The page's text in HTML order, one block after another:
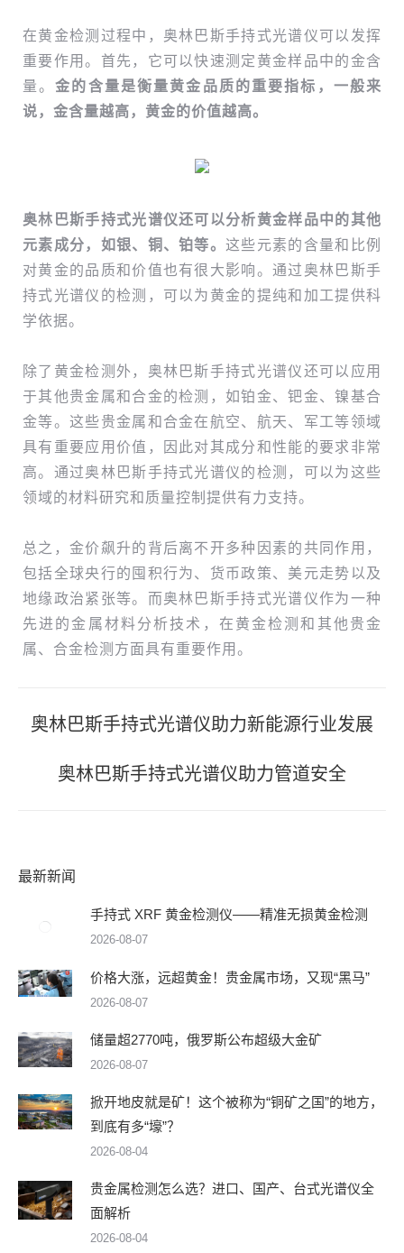
在黄金检测过程中，奥林巴斯手持式光谱仪可以发挥
重要作用。首先，它可以快速测定黄金样品中的金含
量。金的含量是衡量黄金品质的重要指标，一般来
说，金含量越高，黄金的价值越高。
奥林巴斯手持式光谱仪还可以分析黄金样品中的其他
元素成分，如银、铜、铂等。这些元素的含量和比例
对黄金的品质和价值也有很大影响。通过奥林巴斯手
持式光谱仪的检测，可以为黄金的提纯和加工提供科
学依据。
除了黄金检测外，奥林巴斯手持式光谱仪还可以应用
于其他贵金属和合金的检测，如铂金、钯金、镍基合
金等。这些贵金属和合金在航空、航天、军工等领域
具有重要应用价值，因此对其成分和性能的要求非常
高。通过奥林巴斯手持式光谱仪的检测，可以为这些
领域的材料研究和质量控制提供有力支持。
总之，金价飙升的背后离不开多种因素的共同作用，
包括全球央行的囤积行为、货币政策、美元走势以及
地缘政治紧张等。而奥林巴斯手持式光谱仪作为一种
先进的金属材料分析技术，在黄金检测和其他贵金
属、合金检测方面具有重要作用。
文
奥林巴斯手持式光谱仪助力新能源行业发展
奥林巴斯手持式光谱仪助力管道安全
最新新闻
手持式 XRF 黄金检测仪——精准无损黄金检测
2026-08-07
价格大涨，远超黄金！贵金属市场，又现“黑马”
2026-08-07
储量超2770吨，俄罗斯公布超级大金矿
2026-08-07
掀开地皮就是矿！这个被称为“铜矿之国”的地方，
到底有多“壕”？
2026-08-04
贵金属检测怎么选？进口、国产、台式光谱仪全
面解析
2026-08-04